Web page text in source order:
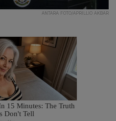
ANTARA FOTO/APRILLIO AKBAR